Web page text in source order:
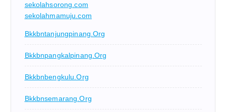
sekolahsorong.com
sekolahmamuju.com
Bkkbntanjungpinang.org
Bkkbnpangkalpinang.org
Bkkbnbengkulu.org
Bkkbnsemarang.org